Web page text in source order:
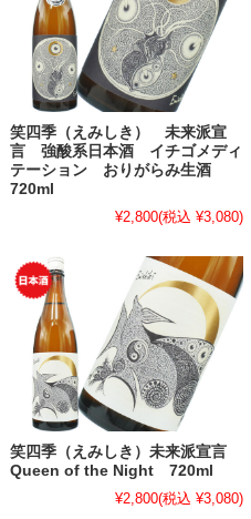
笑四季（えみしき） 未来派宣
言 強酸系日本酒 イチゴメディ
テーション おりがらみ生酒
720ml
¥2,800(税込 ¥3,080)
笑四季（えみしき）未来派宣言
Queen of the Night 720ml
¥2,800(税込 ¥3,080)